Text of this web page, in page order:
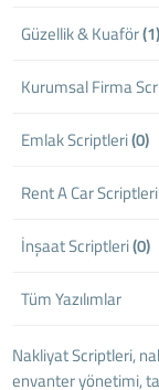
Güzellik & Kuaför(1)
Kurumsal Firma
Emlak Scriptleri(0)
Rent A Car
İnşaat Scriptleri(0)
Tüm Yazılımlar
Nakliyat Scriptleri,
envanter yönetimi,